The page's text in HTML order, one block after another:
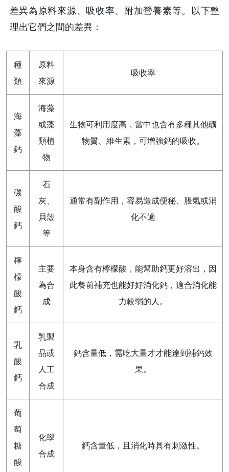
差異為原料來源、吸收率、附加營養素等。以下整
理出它們之間的差異：
種
類
原料
來源
吸收率
海
藻
鈣
海藻
或藻
類植
物
生物可利用度高，當中也含有多種其他礦
物質、維生素，可增強鈣的吸收。
碳
酸
鈣
石
灰、
貝殼
等
通常有副作用，容易造成便秘、脹氣或消
化不適
檸
檬
酸
鈣
主要
為合
成
本身含有檸檬酸，能幫助鈣更好溶出，因
此餐前補充也能好好消化鈣，適合消化能
力較弱的人。
乳
酸
鈣
乳製
品或
人工
合成
鈣含量低，需吃大量才才能達到補鈣效
果。
葡
萄
糖
酸
化學
合成
鈣含量低，且消化時具有刺激性。